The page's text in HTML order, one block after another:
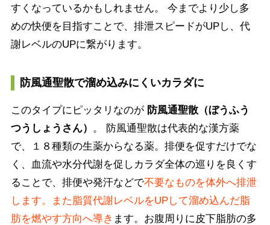
すくなっているかもしれません。 今までより少し多
めの快便を目指すことで、排泄スピードがUPし、代
謝レベルのUPに繋がります。
防風通聖散で溜め込みにくいカラダに
このタイプにピッタリなのが 防風通聖散（ぼうふう
つうしょうさん） 。 防風通聖散は代表的な漢方薬
で、１８種類の生薬からなる薬。排便を促すだけでな
く、血流や水分代謝を促しカラダ全体の巡りを良くす
ることで、排便や発汗などで不要なものを体外へ排泄
します。また脂質代謝レベルをUPして溜め込んだ脂
肪を燃やす方向へ導き ます。お腹周りに皮下脂肪の多